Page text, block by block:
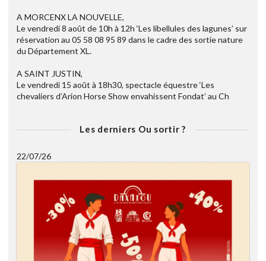
A MORCENX LA NOUVELLE,
Le vendredi 8 août de 10h à 12h ‘Les libellules des lagunes’ sur
réservation au 05 58 08 95 89 dans le cadre des sortie nature
du Département XL.
A SAINT JUSTIN,
Le vendredi 15 août à 18h30, spectacle équestre ‘Les
chevaliers d’Arion Horse Show envahissent Fondat’ au Ch
Les derniers Ou sortir ?
22/07/26